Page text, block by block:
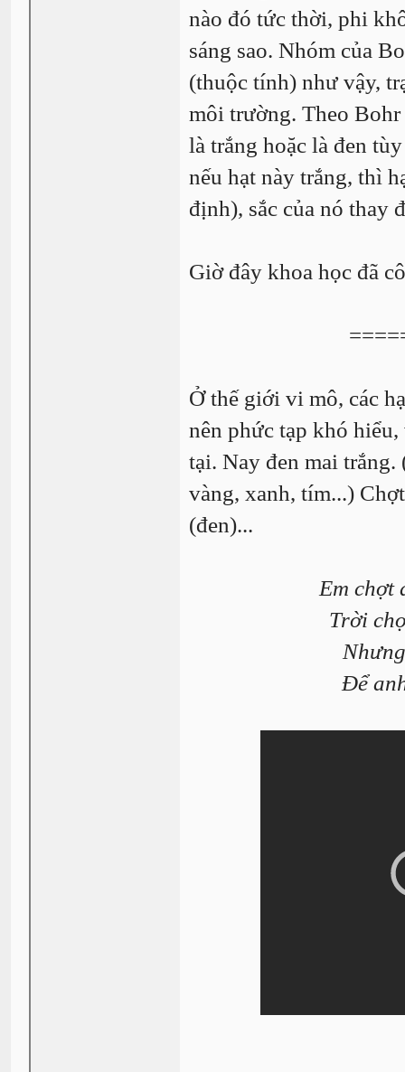
nào đó tức thời, phi
sáng sao. Nhóm của
(thuộc tính) như vậy,
môi trường. Theo Bohr
là trắng hoặc là đen
nếu hạt này trắng, thì
định), sắc của nó thay
Giờ đây khoa học đã
Ở thế giới vi mô, các
nên phức tạp khó
tại. Nay đen mai
vàng, xanh, tím...)
(đen)...
Em chợt
Trời
Để